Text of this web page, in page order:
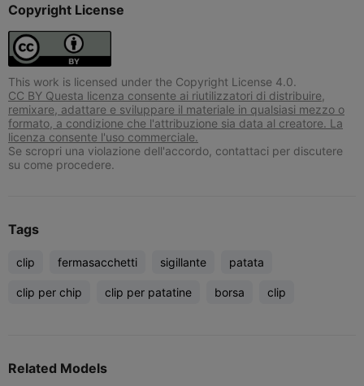
Copyright License
This work is licensed under the Copyright License 4.0.
CC BY Questa licenza consente ai riutilizzatori di distribuire,
remixare, adattare e sviluppare il materiale in qualsiasi mezzo o
formato, a condizione che l'attribuzione sia data al creatore. La
licenza consente l'uso commerciale.
Se scropri una violazione dell'accordo, contattaci per discutere
su come procedere.
Tags
clip fermasacchetti sigillante patata
clip per chip clip per patatine borsa clip
Related Models